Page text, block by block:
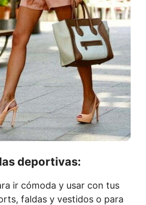
deportivas:
ir cómoda y usar con tus
faldas y vestidos o para